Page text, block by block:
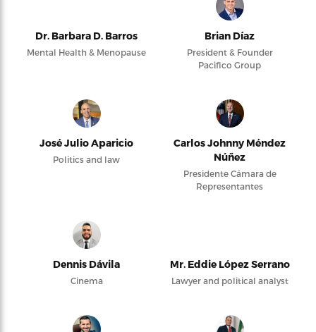
Dr. Barbara D. Barros
Mental Health & Menopause
Brian Díaz
President & Founder
Pacifico Group
José Julio Aparicio
Politics and law
Carlos Johnny Méndez
Núñez
Presidente Cámara de
Representantes
Dennis Dávila
Cinema
Mr. Eddie López Serrano
Lawyer and political analyst